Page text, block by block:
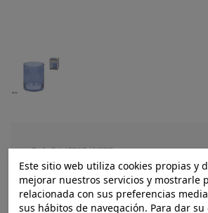
Ref.: 8445393416137
FLORERO
12,5CM ANAIS
Este sitio web utiliza cookies propias y
mejorar nuestros servicios y mostrarle
relacionada con sus preferencias
sus hábitos de navegación. Para dar